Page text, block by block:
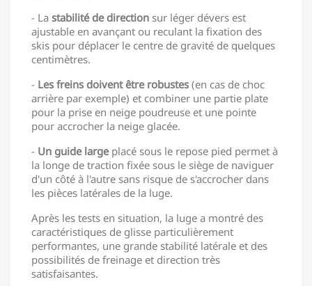
- La stabilité de direction sur léger dévers est
ajustable en avançant ou reculant la fixation des
skis pour déplacer le centre de gravité de quelques
centimètres.
- Les freins doivent être robustes (en cas de choc
arrière par exemple) et combiner une partie plate
pour la prise en neige poudreuse et une pointe
pour accrocher la neige glacée.
- Un guide largeplacé sous le repose pied permet à
la longe de traction fixée sous le siège de naviguer
d'un côté à l'autre sans risque de s'accrocher dans
les pièces latérales de la luge.
Après les tests en situation, la luge a montré des
caractéristiques de glisse particulièrement
performantes, une grande stabilité latérale et des
possibilités de freinage et direction très
satisfaisantes.